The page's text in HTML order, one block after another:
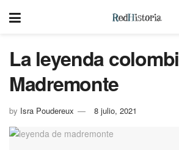
La leyenda
Madremonte
by Isra Poudereux 8 julio, 2021